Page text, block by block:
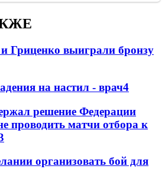
Гриценко выиграли бронзу
на настил - врач4
решение Федерации
проводить матчи отбора к
организовать бой для